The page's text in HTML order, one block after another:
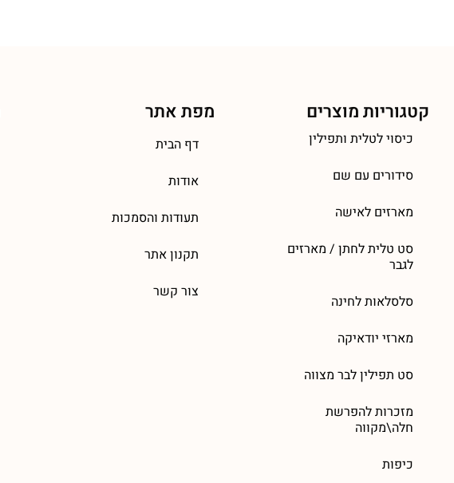
קטגוריות מוצרים
כיסוי לטלית ותפילין
סידורים עם שם
מארזים לאישה
סט טלית לחתן / מארזים
לגבר
סלסלאות לחינה
מארזי יודאיקה
סט תפילין לבר מצווה
מזכרות להפרשת
חלה\מקווה
כיפות
מפת אתר
דף הבית
אודות
תעודות והסמכות
תקנון אתר
צור קשר